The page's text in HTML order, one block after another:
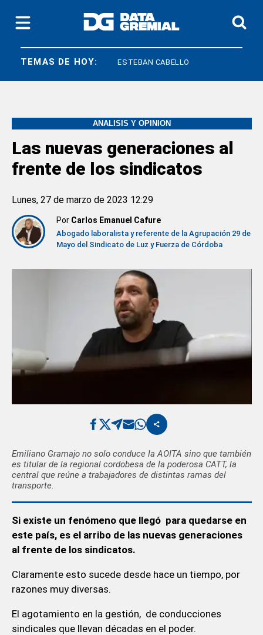
TEMAS DE HOY:
UTEP CGT ESTEBAN CABELLO
ANÁLISIS Y OPINIÓN
Las nuevas generaciones al
frente de los sindicatos
Por Carlos Emanuel Cafure
Abogado laboralista y referente de la Agrupación 29 de
Mayo del Sindicato de Luz y Fuerza de Córdoba
Lunes, 27 de marzo de 2023 12:29
Emiliano Gramajo no solo conduce la AOITA sino que también
es titular de la regional cordobesa de la poderosa CATT, la
central que reúne a trabajadores de distintas ramas del
transporte.
Si existe un fenómeno que llegó para quedarse en
este país, es el arribo de las nuevas generaciones
al frente de los sindicatos.
Claramente esto sucede desde hace un tiempo, por
razones muy diversas.
El agotamiento en la gestión, de conducciones
sindicales que llevan décadas en el poder.